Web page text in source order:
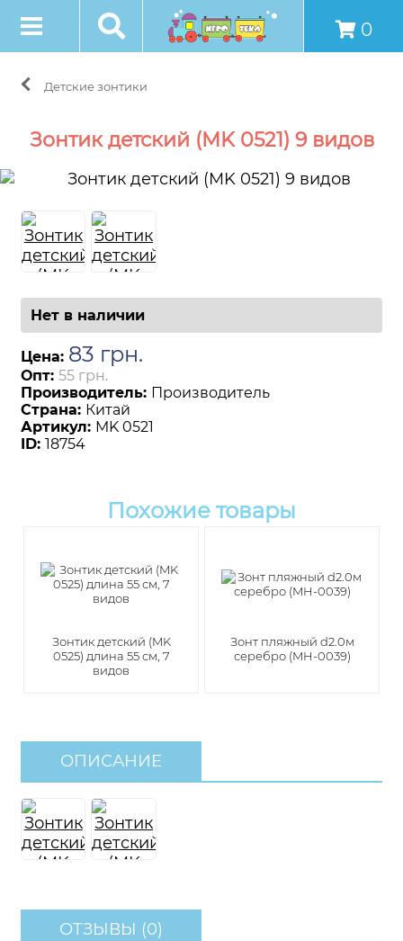
0
Детские зонтики
Зонтик детский (MK 0521) 9 видов
Нет в наличии
Цена: 83 грн.
Опт: 55 грн.
Производитель: Производитель
Страна: Китай
Артикул: MK 0521
ID: 18754
Похожие товары
Зонтик детский (MK
0525) длина 55 см, 7
видов
Зонт пляжный d2.0м
серебро (MH-0039)
ОПИСАНИЕ
ОТЗЫВЫ (0)